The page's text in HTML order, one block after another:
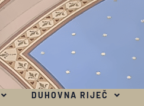
DUHOVNA RIJEČ